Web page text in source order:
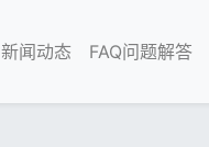
新闻动态 FAQ问题解答